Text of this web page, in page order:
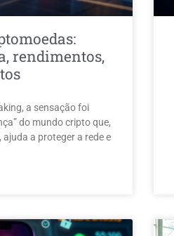
rendimentos,
a sensação foi
do mundo cripto que,
a proteger a rede e